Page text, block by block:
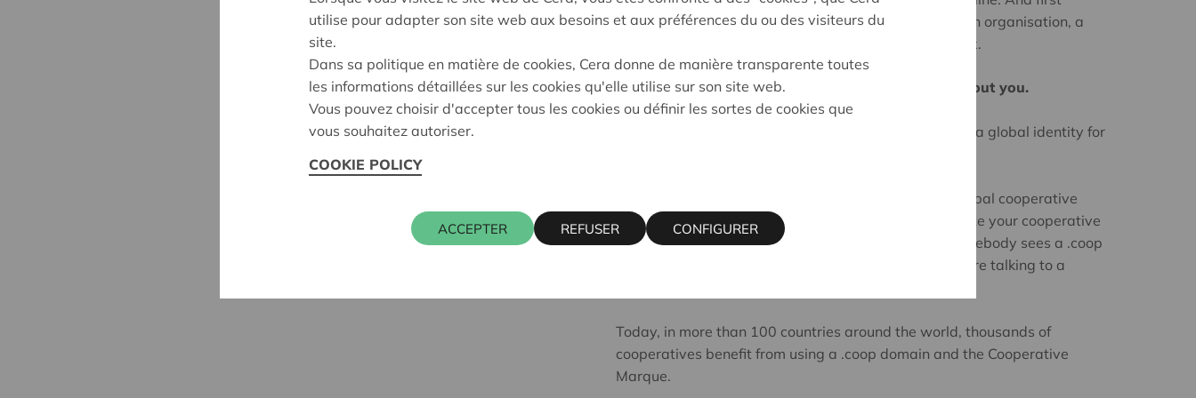
impressions matter. Are you a commercial business, an organisation, a
network. A bar even? It’s all there in your domain suffix.
A .coop domain is the best way to tell the world about you.
The International Cooperative Alliance has developed a global identity for
Together .coop and the Marque are symbols of the global cooperative
movement and our collective identity. They differentiate your cooperative
from a private or investor-owned business. When somebody sees a .coop
email, a .coop website or the Marque, they know they’re talking to a
Today, in more than 100 countries around the world, thousands of
cooperatives benefit from using a .coop domain and the Cooperative
Marque.
utilise pour adapter son site web aux besoins et aux préférences du ou des visiteurs du
site.
Dans sa politique en matière de cookies, Cera donne de manière transparente toutes
les informations détaillées sur les cookies qu'elle utilise sur son site web.
Vous pouvez choisir d'accepter tous les cookies ou définir les sortes de cookies que
vous souhaitez autoriser.
COOKIE POLICY
ACCEPTER REFUSER CONFIGURER